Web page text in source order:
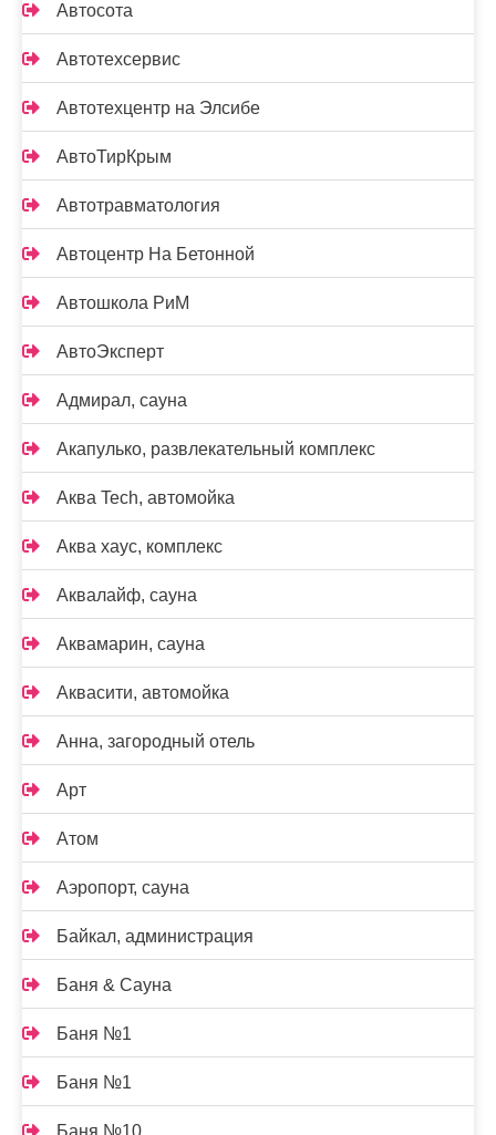
Автосота
Автотехсервис
Автотехцентр на Элсибе
АвтоТирКрым
Автотравматология
Автоцентр На Бетонной
Автошкола РиМ
АвтоЭксперт
Адмирал, сауна
Акапулько, развлекательный комплекс
Аква Tech, автомойка
Аква хаус, комплекс
Аквалайф, сауна
Аквамарин, сауна
Аквасити, автомойка
Анна, загородный отель
Арт
Атом
Аэропорт, сауна
Байкал, администрация
Баня & Сауна
Баня №1
Баня №1
Баня №10